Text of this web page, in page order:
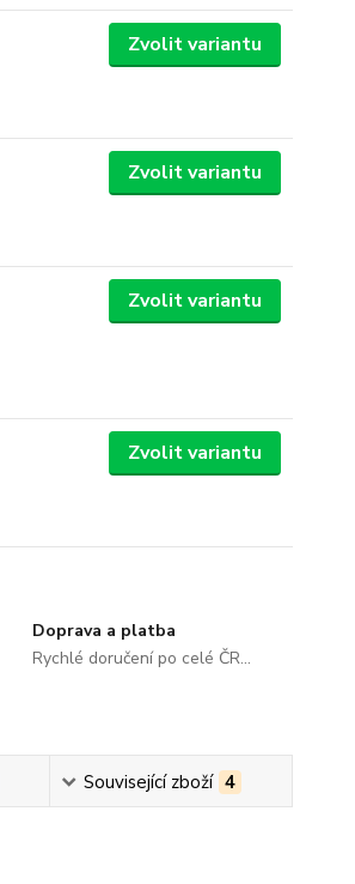
Zvolit variantu
Zvolit variantu
Zvolit variantu
Zvolit variantu
Doprava a platba
Rychlé doručení po celé ČR...
Související zboží 4